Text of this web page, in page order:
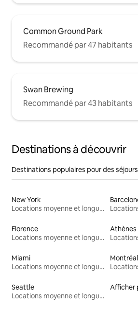
Common Ground Park
Recommandé par 47 habitants
Swan Brewing
Recommandé par 43 habitants
Destinations à découvrir
Destinations populaires pour des
New York
Locations moyenne et longue durée
Florence
Locations moyenne et longue durée
Athènes
Miami
Locations moyenne et longue durée
Montréal
Seattle
Locations moyenne et longue durée
Afficher